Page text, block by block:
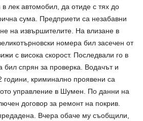
лек автомобил, да отиде с тях до
сума. Предприети са незабавни
на извършителите. На влизане в
номера бил засечен от
с висока скорост. Последвали го в
бил спрян за проверка. Водачът и
години, криминално проявени са
управление в Шумен. По данни на
договор за ремонт на покрив.
Вчера обаче му съобщили,